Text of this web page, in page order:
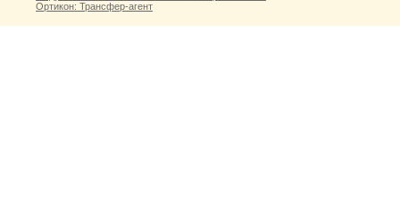
Ортикон: Трансфер-агент